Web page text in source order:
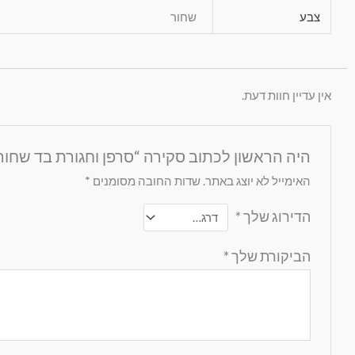
צבע שחור
אין עדיין חוות דעת.
היה הראשון לכתוב סקירה “סרפן וחגורת בד
האימייל לא יוצג באתר. שדות החובה מסומנים *
הדירוג שלך*
הביקורת שלך*